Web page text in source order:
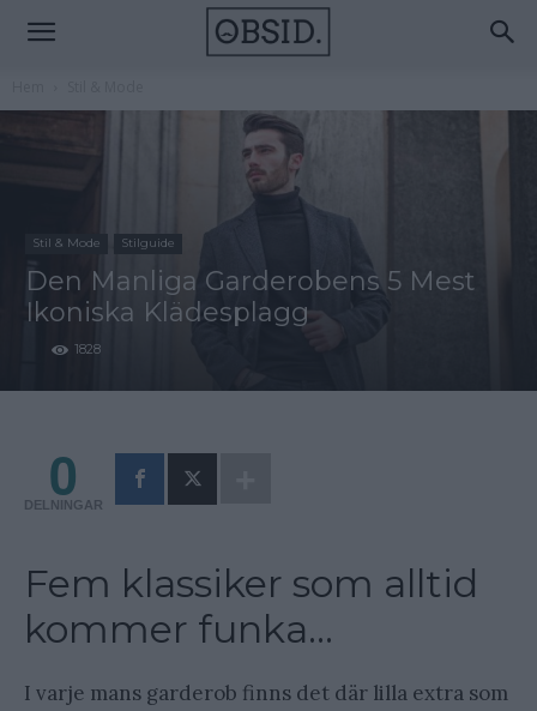
Stil & Mode Stilguide
Den Manliga Garderobens 5 Mest
Ikoniska Klädesplagg
1828
0
DELNINGAR
Fem klassiker som alltid
kommer funka…
I varje mans garderob finns det där lilla extra som